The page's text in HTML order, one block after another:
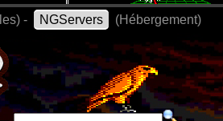
- NGServers (Hébergement)